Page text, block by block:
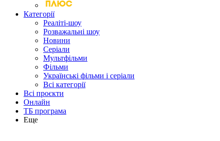
Категорії
Реаліті-шоу
Розважальні шоу
Новини
Серіали
Мультфільми
Фільми
Українські фільми і серіали
Всі категорії
Всі проєкти
Онлайн
ТБ програма
Еще